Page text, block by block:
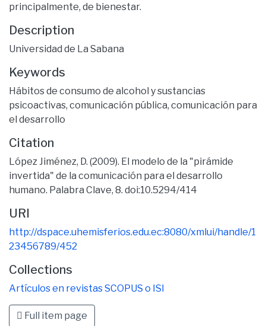
principalmente, de bienestar.
Description
Universidad de La Sabana
Keywords
Hábitos de consumo de alcohol y sustancias
psicoactivas, comunicación pública, comunicación para
el desarrollo
Citation
López Jiménez, D. (2009). El modelo de la "pirámide
invertida" de la comunicación para el desarrollo
humano. Palabra Clave, 8. doi:10.5294/414
URI
http://dspace.uhemisferios.edu.ec:8080/xmlui/handle/1
23456789/452
Collections
Artículos en revistas SCOPUS o ISI
Full item page